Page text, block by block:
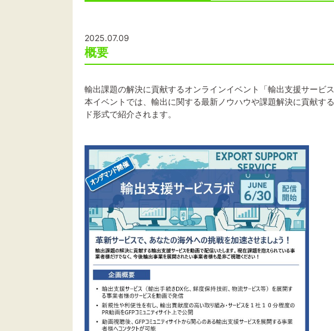
2025.07.09
概要
輸出課題の解決に貢献するオンラインイベント「輸出支援サービ
本イベントでは、輸出に関する最新ノウハウや課題解決に貢献す
ド形式で紹介されます。